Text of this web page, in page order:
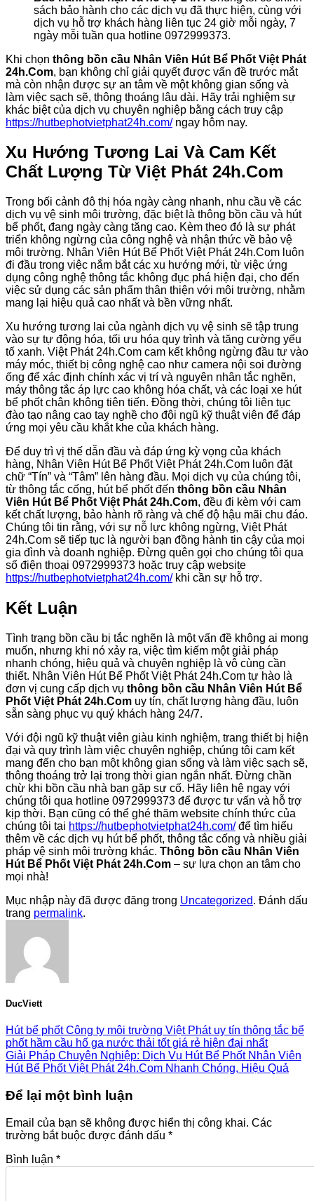
sách bảo hành cho các dịch vụ đã thực hiện, cùng với
dịch vụ hỗ trợ khách hàng liên tục 24 giờ mỗi ngày, 7
ngày mỗi tuần qua hotline 0972999373.
Khi chọn thông bồn cầu Nhân Viên Hút Bể Phốt Việt Phát
24h.Com, bạn không chỉ giải quyết được vấn đề trước mắt
mà còn nhận được sự an tâm về một không gian sống và
làm việc sạch sẽ, thông thoáng lâu dài. Hãy trải nghiệm sự
khác biệt của dịch vụ chuyên nghiệp bằng cách truy cập
https://hutbephotvietphat24h.com/ngay hôm nay.
Xu Hướng Tương Lai Và Cam Kết
Chất Lượng Từ Việt Phát 24h.Com
Trong bối cảnh đô thị hóa ngày càng nhanh, nhu cầu về các
dịch vụ vệ sinh môi trường, đặc biệt là thông bồn cầu và hút
bể phốt, đang ngày càng tăng cao. Kèm theo đó là sự phát
triển không ngừng của công nghệ và nhận thức về bảo vệ
môi trường. Nhân Viên Hút Bể Phốt Việt Phát 24h.Com luôn
đi đầu trong việc nắm bắt các xu hướng mới, từ việc ứng
dụng công nghệ thông tắc không đục phá hiện đại, cho đến
việc sử dụng các sản phẩm thân thiện với môi trường, nhằm
mang lại hiệu quả cao nhất và bền vững nhất.
Xu hướng tương lai của ngành dịch vụ vệ sinh sẽ tập trung
vào sự tự động hóa, tối ưu hóa quy trình và tăng cường yếu
tố xanh. Việt Phát 24h.Com cam kết không ngừng đầu tư vào
máy móc, thiết bị công nghệ cao như camera nội soi đường
ống để xác định chính xác vị trí và nguyên nhân tắc nghẽn,
máy thông tắc áp lực cao không hóa chất, và các loại xe hút
bể phốt chân không tiên tiến. Đồng thời, chúng tôi liên tục
đào tạo nâng cao tay nghề cho đội ngũ kỹ thuật viên để đáp
ứng mọi yêu cầu khắt khe của khách hàng.
Để duy trì vị thế dẫn đầu và đáp ứng kỳ vọng của khách
hàng, Nhân Viên Hút Bể Phốt Việt Phát 24h.Com luôn đặt
chữ “Tín” và “Tâm” lên hàng đầu. Mọi dịch vụ của chúng tôi,
từ thông tắc cống, hút bể phốt đến thông bồn cầu Nhân
Viên Hút Bể Phốt Việt Phát 24h.Com, đều đi kèm với cam
kết chất lượng, bảo hành rõ ràng và chế độ hậu mãi chu đáo.
Chúng tôi tin rằng, với sự nỗ lực không ngừng, Việt Phát
24h.Com sẽ tiếp tục là người bạn đồng hành tin cậy của mọi
gia đình và doanh nghiệp. Đừng quên gọi cho chúng tôi qua
số điện thoại 0972999373 hoặc truy cập website
https://hutbephotvietphat24h.com/khi cần sự hỗ trợ.
Kết Luận
Tình trạng bồn cầu bị tắc nghẽn là một vấn đề không ai mong
muốn, nhưng khi nó xảy ra, việc tìm kiếm một giải pháp
nhanh chóng, hiệu quả và chuyên nghiệp là vô cùng cần
thiết. Nhân Viên Hút Bể Phốt Việt Phát 24h.Com tự hào là
đơn vị cung cấp dịch vụ thông bồn cầu Nhân Viên Hút Bể
Phốt Việt Phát 24h.Com uy tín, chất lượng hàng đầu, luôn
sẵn sàng phục vụ quý khách hàng 24/7.
Với đội ngũ kỹ thuật viên giàu kinh nghiệm, trang thiết bị hiện
đại và quy trình làm việc chuyên nghiệp, chúng tôi cam kết
mang đến cho bạn một không gian sống và làm việc sạch sẽ,
thông thoáng trở lại trong thời gian ngắn nhất. Đừng chần
chừ khi bồn cầu nhà bạn gặp sự cố. Hãy liên hệ ngay với
chúng tôi qua hotline 0972999373 để được tư vấn và hỗ trợ
kịp thời. Bạn cũng có thể ghé thăm website chính thức của
chúng tôi tại https://hutbephotvietphat24h.com/để tìm hiểu
thêm về các dịch vụ hút bể phốt, thông tắc cống và nhiều giải
pháp vệ sinh môi trường khác. Thông bồn cầu Nhân Viên
Hút Bể Phốt Việt Phát 24h.Com – sự lựa chọn an tâm cho
mọi nhà!
Mục nhập này đã được đăng trong Uncategorized. Đánh dấu
trang permalink.
DucViett
Hút bể phốt Công ty môi trường Việt Phát uy tín thông tắc bể
phốt hầm cầu hố ga nước thải tốt giá rẻ hiện đại nhất
Giải Pháp Chuyên Nghiệp: Dịch Vụ Hút Bể Phốt Nhân Viên
Hút Bể Phốt Việt Phát 24h.Com Nhanh Chóng, Hiệu Quả
Để lại một bình luận
Email của bạn sẽ không được hiển thị công khai. Các
trường bắt buộc được đánh dấu *
Bình luận *